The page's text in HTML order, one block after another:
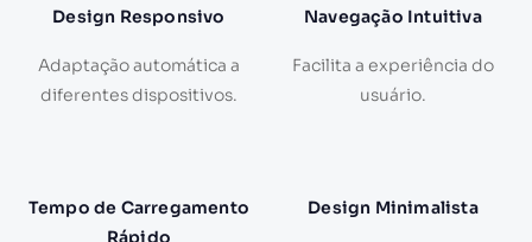
Design Responsivo
Adaptação automática a
diferentes dispositivos.
Navegação Intuitiva
Facilita a experiência do
usuário.
Tempo de Carregamento
Design Minimalista